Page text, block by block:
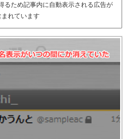
るため記事内に自動表示される広告が
まれています